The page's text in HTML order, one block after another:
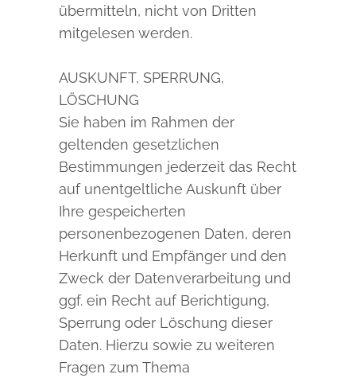
übermitteln, nicht von Dritten
mitgelesen werden.
AUSKUNFT, SPERRUNG,
LÖSCHUNG
Sie haben im Rahmen der
geltenden gesetzlichen
Bestimmungen jederzeit das Recht
auf unentgeltliche Auskunft über
Ihre gespeicherten
personenbezogenen Daten, deren
Herkunft und Empfänger und den
Zweck der Datenverarbeitung und
ggf. ein Recht auf Berichtigung,
Sperrung oder Löschung dieser
Daten. Hierzu sowie zu weiteren
Fragen zum Thema